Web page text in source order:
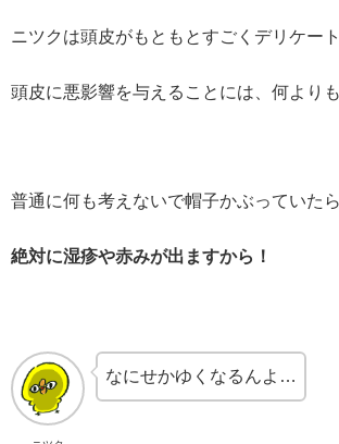
ニツクは頭皮がもともとすごくデリケート
頭皮に悪影響を与えることには、何より
普通に何も考えないで帽子かぶっていたら
絶対に湿疹や赤みが出ますから！
なにせかゆくなるんよ…